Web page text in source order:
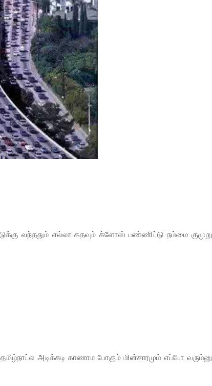
வந்ததும் எல்லா கதவும் க்ளோஸ் பண்ணிட்டு நம்மை குமுறு
அடிக்கடி காணாம போகும் மின்சாரமும் எப்போ வரும்னு